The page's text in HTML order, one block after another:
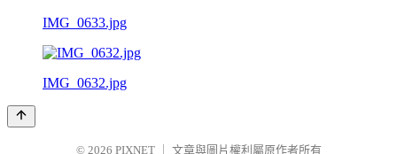
IMG_0633.jpg
IMG_0632.jpg
© 2026 PIXNET 文章與圖片權利屬原作者所有